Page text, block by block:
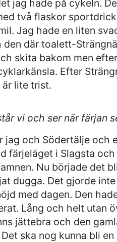
jag hade på cykeln.
två flaskor
Jag hade en liten
den där toalett-
skita bakom men
Efter
lite trist.
vi och ser när färjan
jag och Södertälje och
färjeläget i Slagsta
Nu började det
dugga. Det gjorde
med dagen. Den
Lång och helt utan
jättebra och den
ska nog kunna bli